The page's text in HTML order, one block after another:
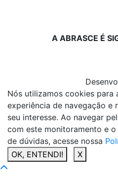
A ABRASCE É
Nós utilizamos cookies para
experiência de navegação e
seu interesse. Ao navegar
com este monitoramento e
de dúvidas, acesse nossa
OK, ENTENDI!
X